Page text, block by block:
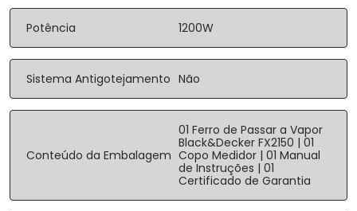
Potência 1200W
Sistema Antigotejamento Não
Conteúdo da Embalagem
01 Ferro de Passar a Vapor
Black&Decker FX2150 | 01
Copo Medidor | 01 Manual
de Instruções | 01
Certificado de Garantia